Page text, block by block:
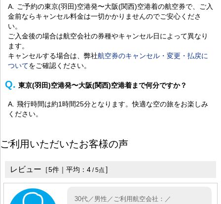
ご予約の東京(羽田)空港発〜大阪(関西)空港着の航空券で、ご入
金前ならキャンセル料金は一切かかりませんのでご安心くださ
い。
ご入金後の場合は航空会社の券種やキャンセル日によって異なり
ます。
キャンセルする場合は、弊社航空券のキャンセル・変更・払戻に
ついてをご確認ください。
東京(羽田)空港発〜大阪(関西)空港着まで何分ですか？
飛行時間は約1時間25分となります。快適な空の旅をお楽しみ
ください。
ご利用いただいたお客様の声
レビュー ［5件｜平均： 4 /5点 ］
30代／男性／ご利用航空会社：／